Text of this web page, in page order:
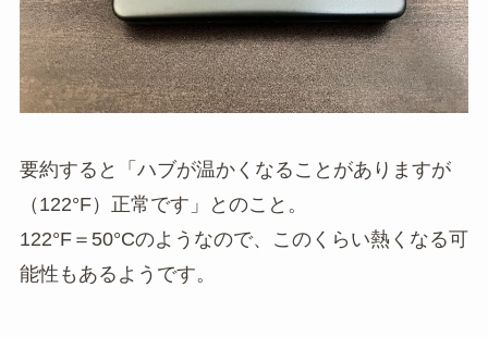
要約すると「ハブが温かくなることがありますが
（122°F）正常です」とのこと。
122°F＝50°Cのようなので、このくらい熱くなる可
能性もあるようです。